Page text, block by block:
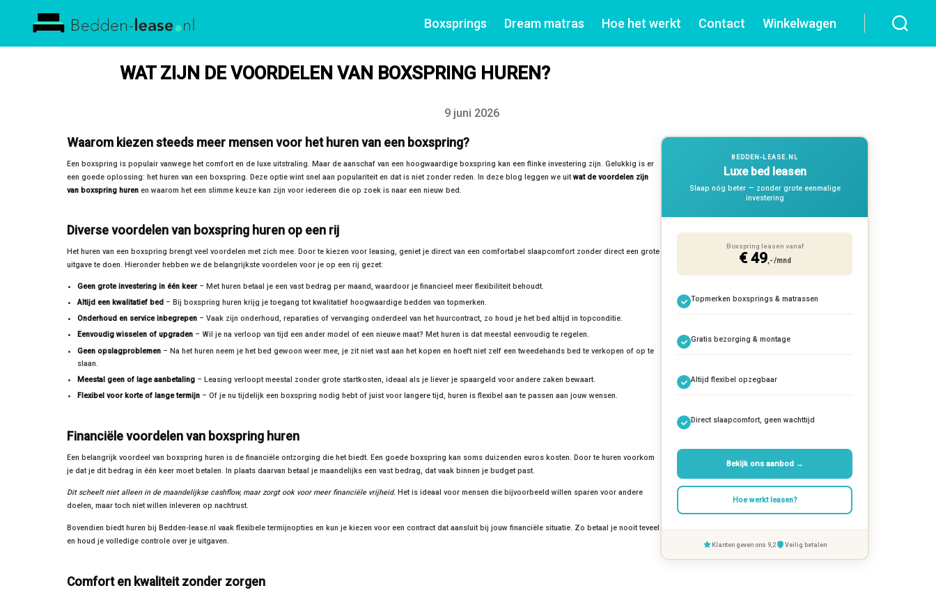
Bedden
Boxsprings Dream matras Hoe het werkt Contact Winkelwagen
WAT ZIJN DE VOORDELEN VAN BOXSPRING HUREN?
Datum
9 juni 2026
Waarom kiezen steeds meer mensen voor het huren van een boxspring?
Een boxspring is populair vanwege het comfort en de luxe uitstraling. Maar de aanschaf van een hoogwaardige boxspring kan een flinke investering zijn. Gelukkig is er
een goede oplossing: het huren van een boxspring. Deze optie wint snel aan populariteit en dat is niet zonder reden. In deze blog leggen we uitwat de voordelen zijn
van boxspring huren en waarom het een slimme keuze kan zijn voor iedereen die op zoek is naar een nieuw bed.
Diverse voordelen van boxspring huren op een rij
Het huren van een boxspring brengt veel voordelen met zich mee. Door te kiezen voor leasing, geniet je direct van een comfortabel slaapcomfort zonder direct een grote
uitgave te doen. Hieronder hebben we de belangrijkste voordelen voor je op een rij gezet:
Geen grote investering in één keer– Met huren betaal je een vast bedrag per maand, waardoor je financieel meer flexibiliteit behoudt.
Altijd een kwalitatief bed– Bij boxspring huren krijg je toegang tot kwalitatief hoogwaardige bedden van topmerken.
Onderhoud en service inbegrepen– Vaak zijn onderhoud, reparaties of vervanging onderdeel van het huurcontract, zo houd je het bed altijd in topconditie.
Eenvoudig wisselen of upgraden– Wil je na verloop van tijd een ander model of een nieuwe maat? Met huren is dat meestal eenvoudig te regelen.
Geen opslagproblemen– Na het huren neem je het bed gewoon weer mee, je zit niet vast aan het kopen en hoeft niet zelf een tweedehands bed te verkopen of op te
slaan.
Meestal geen of lage aanbetaling– Leasing verloopt meestal zonder grote startkosten, ideaal als je liever je spaargeld voor andere zaken bewaart.
Flexibel voor korte of lange termijn– Of je nu tijdelijk een boxspring nodig hebt of juist voor langere tijd, huren is flexibel aan te passen aan jouw wensen.
Financiële voordelen van boxspring huren
Een belangrijk voordeel van boxspring huren is de financiële ontzorging die het biedt. Een goede boxspring kan soms duizenden euros kosten. Door te huren voorkom
je dat je dit bedrag in één keer moet betalen. In plaats daarvan betaal je maandelijks een vast bedrag, dat vaak binnen je budget past.
Dit scheelt niet alleen in de maandelijkse cashflow, maar zorgt ook voor meer financiële vrijheid. Het is ideaal voor mensen die bijvoorbeeld willen sparen voor andere
doelen, maar toch niet willen inleveren op nachtrust.
Bovendien biedt huren bij Bedden-lease.nl vaak flexibele termijnopties en kun je kiezen voor een contract dat aansluit bij jouw financiële situatie. Zo betaal je nooit teveel
en houd je volledige controle over je uitgaven.
Comfort en kwaliteit zonder zorgen
BEDDEN-LEASE.NL
Luxe bed leasen
Slaap nóg beter — zonder grote eenmalige
investering
Boxspring leasen vanaf
€ 49,- /mnd
Topmerken boxsprings & matrassen
Gratis bezorging & montage
Altijd flexibel opzegbaar
Direct slaapcomfort, geen wachttijd
Bekijk ons aanbod →
Hoe werkt leasen?
Klanten geven ons 9,2 Veilig betalen